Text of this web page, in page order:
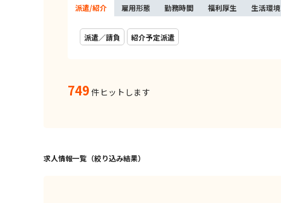
派遣/紹介 雇用形態 勤務時間 福利厚生 生活環境
派遣／請負 紹介予定派遣
749 件ヒットします
求人情報一覧（絞り込み結果）